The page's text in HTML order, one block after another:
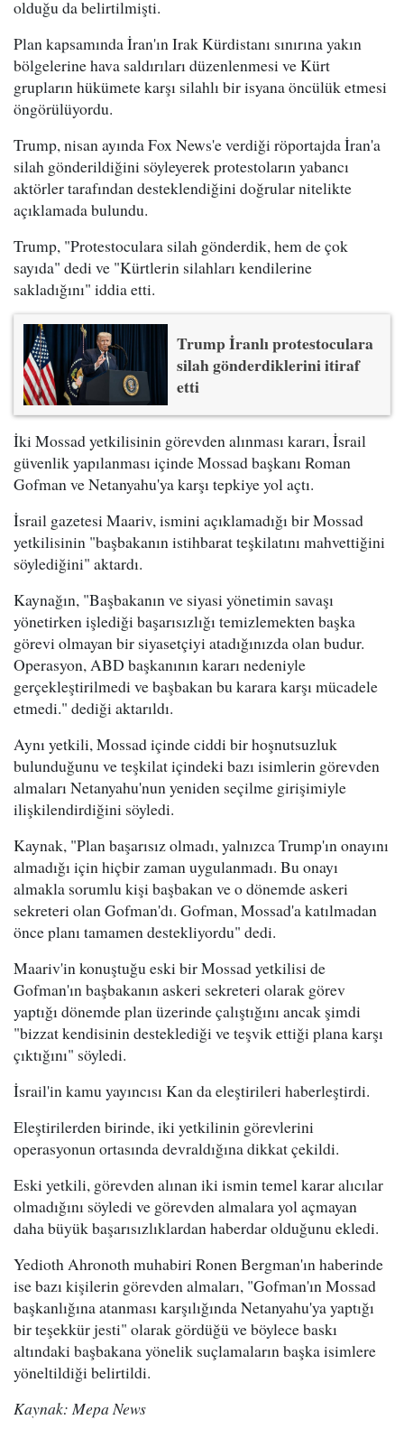
olduğu da belirtilmişti.
Plan kapsamında İran'ın Irak Kürdistanı sınırına yakın
bölgelerine hava saldırıları düzenlenmesi ve Kürt
grupların hükümete karşı silahlı bir isyana öncülük etmesi
öngörülüyordu.
Trump, nisan ayında Fox News'e verdiği röportajda İran'a
silah gönderildiğini söyleyerek protestoların yabancı
aktörler tarafından desteklendiğini doğrular nitelikte
açıklamada bulundu.
Trump, "Protestoculara silah gönderdik, hem de çok
sayıda" dedi ve "Kürtlerin silahları kendilerine
sakladığını" iddia etti.
Trump İranlı protestoculara
silah gönderdiklerini itiraf
etti
İki Mossad yetkilisinin görevden alınması kararı, İsrail
güvenlik yapılanması içinde Mossad başkanı Roman
Gofman ve Netanyahu'ya karşı tepkiye yol açtı.
İsrail gazetesi Maariv, ismini açıklamadığı bir Mossad
yetkilisinin "başbakanın istihbarat teşkilatını mahvettiğini
söylediğini" aktardı.
Kaynağın, "Başbakanın ve siyasi yönetimin savaşı
yönetirken işlediği başarısızlığı temizlemekten başka
görevi olmayan bir siyasetçiyi atadığınızda olan budur.
Operasyon, ABD başkanının kararı nedeniyle
gerçekleştirilmedi ve başbakan bu karara karşı mücadele
etmedi." dediği aktarıldı.
Aynı yetkili, Mossad içinde ciddi bir hoşnutsuzluk
bulunduğunu ve teşkilat içindeki bazı isimlerin görevden
almaları Netanyahu'nun yeniden seçilme girişimiyle
ilişkilendirdiğini söyledi.
Kaynak, "Plan başarısız olmadı, yalnızca Trump'ın onayını
almadığı için hiçbir zaman uygulanmadı. Bu onayı
almakla sorumlu kişi başbakan ve o dönemde askeri
sekreteri olan Gofman'dı. Gofman, Mossad'a katılmadan
önce planı tamamen destekliyordu" dedi.
Maariv'in konuştuğu eski bir Mossad yetkilisi de
Gofman'ın başbakanın askeri sekreteri olarak görev
yaptığı dönemde plan üzerinde çalıştığını ancak şimdi
"bizzat kendisinin desteklediği ve teşvik ettiği plana karşı
çıktığını" söyledi.
İsrail'in kamu yayıncısı Kan da eleştirileri haberleştirdi.
Eleştirilerden birinde, iki yetkilinin görevlerini
operasyonun ortasında devraldığına dikkat çekildi.
Eski yetkili, görevden alınan iki ismin temel karar alıcılar
olmadığını söyledi ve görevden almalara yol açmayan
daha büyük başarısızlıklardan haberdar olduğunu ekledi.
Yedioth Ahronoth muhabiri Ronen Bergman'ın haberinde
ise bazı kişilerin görevden almaları, "Gofman'ın Mossad
başkanlığına atanması karşılığında Netanyahu'ya yaptığı
bir teşekkür jesti" olarak gördüğü ve böylece baskı
altındaki başbakana yönelik suçlamaların başka isimlere
yöneltildiği belirtildi.
Kaynak: Mepa News